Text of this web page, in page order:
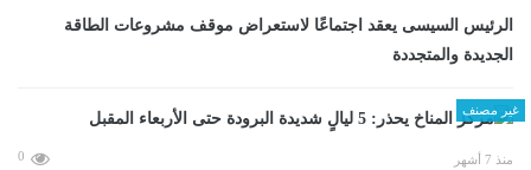
الرئيس السيسى يعقد اجتماعًا لاستعراض موقف مشروعات الطاقة
الجديدة والمتجددة
غير مصنف
منذ 7 أشهر 0